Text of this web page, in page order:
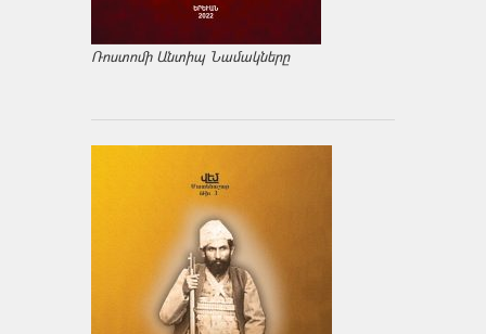
Ռոստոմի Անտիպ Նամակները